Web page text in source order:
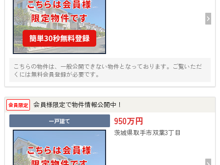
こちらの物件は、一般公開できない物件となっております。ご覧いただ
くには無料会員登録が必要です。
会員限定 会員様限定で物件情報公開中！
一戸建て 950万円
茨城県取手市双葉3丁目